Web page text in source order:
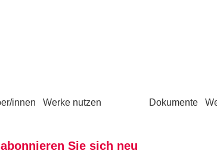
innen Werke nutzen Dokumente
Sie sich neu